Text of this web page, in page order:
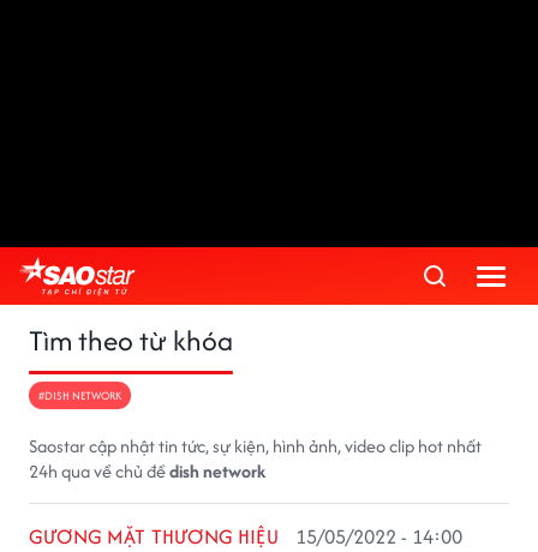
Tìm theo từ khóa
#DISH NETWORK
Saostar cập nhật tin tức, sự kiện, hình ảnh, video clip hot nhất
24h qua về chủ đềdish network
GƯƠNG MẶT THƯƠNG HIỆU 15/05/2022 - 14:00